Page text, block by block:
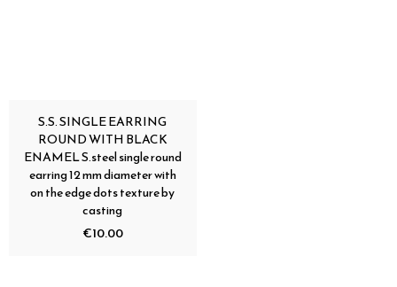
S.S. SINGLE EARRING
ROUND WITH BLACK
ENAMEL S.steel single round
earring 12 mm diameter with
on the edge dots texture by
casting
€10.00